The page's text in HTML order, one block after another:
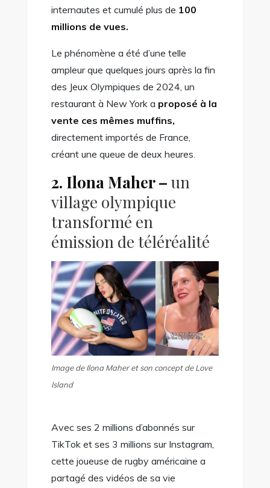
internautes et cumulé plus de 100
millions de vues.
Le phénomène a été d’une telle
ampleur que quelques jours après la fin
des Jeux Olympiques de 2024, un
restaurant à New York a proposé à la
vente ces mêmes muffins,
directement importés de France,
créant une queue de deux heures.
2. Ilona Maher – un
village olympique
transformé en
émission de téléréalité
Image de Ilona Maher et son concept de Love
Island
Avec ses 2 millions d’abonnés sur
TikTok et ses 3 millions sur Instagram,
cette joueuse de rugby américaine a
partagé des vidéos de sa vie